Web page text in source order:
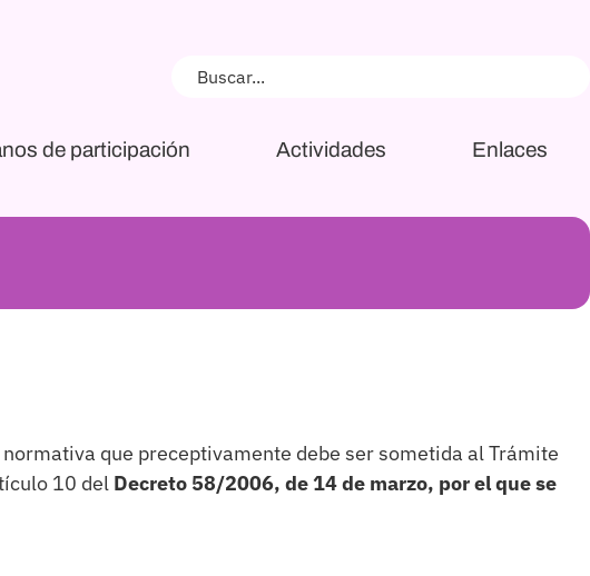
de participación Actividades Enlaces
que preceptivamente debe ser sometida al Trámite
10 del Decreto 58/2006, de 14 de marzo, por el que se